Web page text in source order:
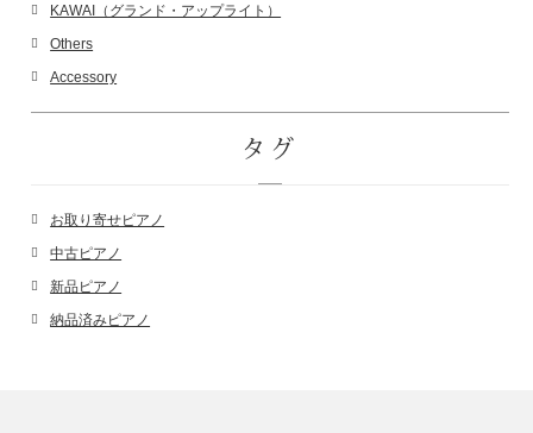
KAWAI（グランド・アップライト）
Others
Accessory
タグ
お取り寄せピアノ
中古ピアノ
新品ピアノ
納品済みピアノ